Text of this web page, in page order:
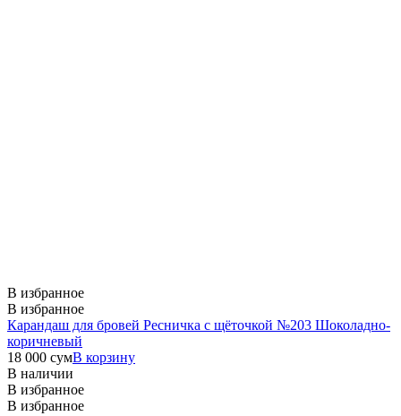
В избранное
В избранное
Карандаш для бровей Ресничка с щёточкой №203 Шоколадно-
коричневый
18 000 сумВ корзину
В наличии
В избранное
В избранное